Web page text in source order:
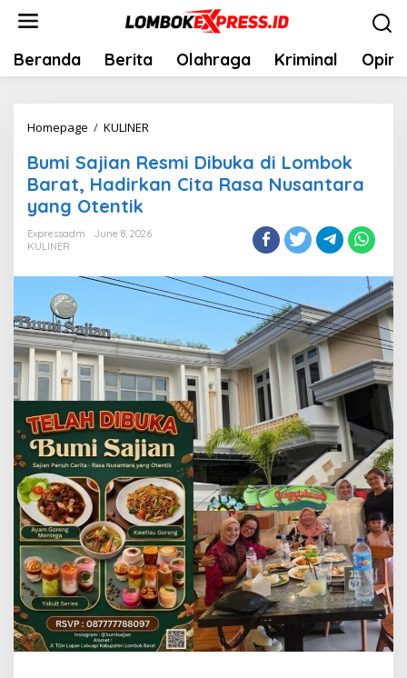
Skip
content
Beranda Berita Olahraga Kriminal Opini
Homepage / KULINER
Resmi
Dibuka
Lombok
Hadirkan
Cita
Nusantara
yang
Otentik
Bumi Sajian Resmi Dibuka di Lombok
Barat, Hadirkan Cita Rasa Nusantara
yang Otentik
Expressadm
June 8, 2026
KULINER